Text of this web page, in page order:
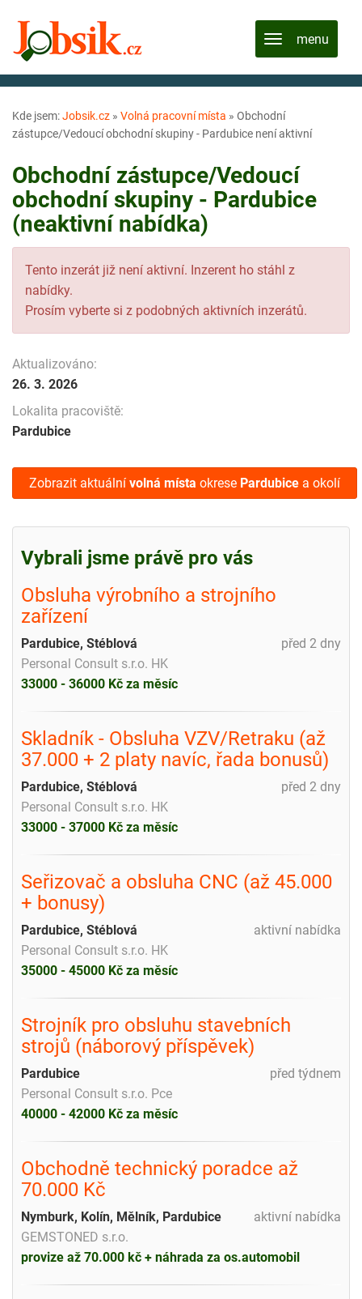
Kde jsem:Jobsik.cz » Volná pracovní místa » Obchodní
zástupce/Vedoucí obchodní skupiny - Pardubice není aktivní
Obchodní zástupce/Vedoucí
obchodní skupiny - Pardubice
(neaktivní nabídka)
Tento inzerát již není aktivní. Inzerent ho stáhl z
nabídky.
Prosím vyberte si z podobných aktivních inzerátů.
Aktualizováno:
26. 3. 2026
Lokalita pracoviště:
Pardubice
Zobrazit aktuální volná místa okrese Pardubice a okolí
Vybrali jsme právě pro vás
Obsluha výrobního a strojního
zařízení
před 2 dny
Pardubice, Stéblová
Personal Consult s.r.o. HK
33000 - 36000 Kč za měsíc
Skladník - Obsluha VZV/Retraku (až
37.000 + 2 platy navíc, řada bonusů)
před 2 dny
Pardubice, Stéblová
Personal Consult s.r.o. HK
33000 - 37000 Kč za měsíc
Seřizovač a obsluha CNC (až 45.000
+ bonusy)
aktivní nabídka
Pardubice, Stéblová
Personal Consult s.r.o. HK
35000 - 45000 Kč za měsíc
Strojník pro obsluhu stavebních
strojů (náborový příspěvek)
před týdnem
Pardubice
Personal Consult s.r.o. Pce
40000 - 42000 Kč za měsíc
Obchodně technický poradce až
70.000 Kč
aktivní nabídka
Nymburk, Kolín, Mělník, Pardubice
GEMSTONED s.r.o.
provize až 70.000 kč + náhrada za os.automobil